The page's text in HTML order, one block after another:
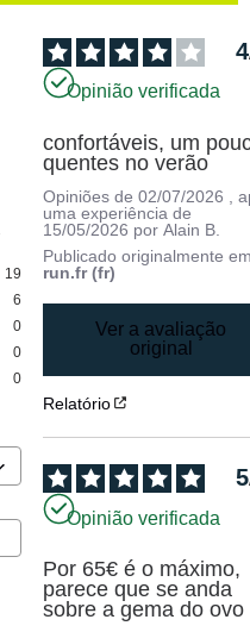
19
6
0
0
0
4
Opinião verificada
confortáveis, um
quentes no verão
Opiniões de02/07/2026
,
uma experiência de
15/05/2026 porAlain B.
Publicado originalmente
run.fr (fr)
Ver a avaliação
original
Relatório
5
Opinião verificada
Por 65€ é o máximo,
parece que se anda
sobre a gema do ovo